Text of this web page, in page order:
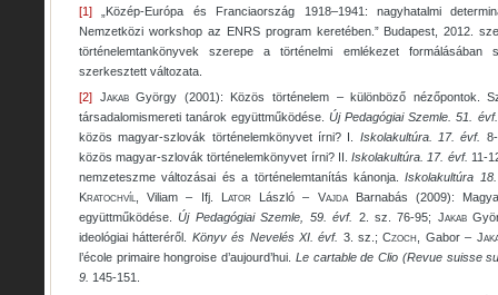
[1] „Közép-Európa és Franciaország 1918–1941: nagyhatalmi
Nemzetközi workshop az ENRS program keretében.” Budapest, 2012.
történelemtankönyvek szerepe a történelmi emlékezet formálásában
szerkesztett változata.
[2]
JakabGyörgy (2001): Közös történelem – különböző nézőpontok.
társadalomismereti tanárok együttműködése.Új Pedagógiai Szemle. 51. évf.
közös magyar-szlovák történelemkönyvet írni? I. Iskolakultúra. 17. évf.
közös magyar-szlovák történelemkönyvet írni? II.Iskolakultúra. 17. évf. 11-
nemzeteszme változásai és a történelemtanítás kánonja.Iskolakultúra
Kratochvíl
, Viliam – Ifj. LatorLászló – VajdaBarnabás (2009):
együttműködése.Új Pedagógiai Szemle, 59. évf. 2. sz. 76-95; Jakab
ideológiai hátteréről. Könyv és Nevelés XI. évf. 3. sz.;Czoch , Gabor –
l’école primaire hongroise d’aujourd’hui. Le cartable de Clio (Revue suisse
9. 145-151.